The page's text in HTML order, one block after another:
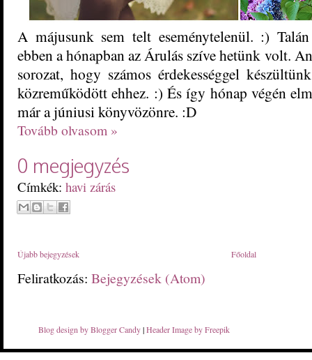
A májusunk sem telt eseménytelenül. :)
ebben a hónapban az Árulás szíve hetünk volt.
sorozat, hogy számos érdekességgel
közreműködött ehhez. :) És így hónap végén
már a júniusi könyvözönre. :D
Tovább olvasom »
0 megjegyzés
Címkék: havi zárás
Újabb bejegyzések Főoldal
Feliratkozás: Bejegyzések (Atom)
Blog design by Blogger Candy|Header Image by Freepik